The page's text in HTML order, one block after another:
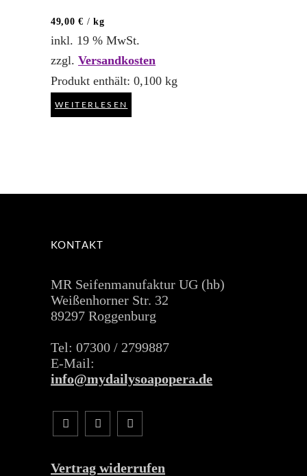
49,00€ /kg
inkl. 19 % MwSt.
zzgl. Versandkosten
Produkt enthält: 0,100 kg
WEITERLESEN
KONTAKT
MR Seifenmanufaktur UG (hb)
Weißenhorner Str. 32
89297 Roggenburg
Tel: 07300 / 2799887
E-Mail:
info@mydailysoapopera.de
Vertrag widerrufen